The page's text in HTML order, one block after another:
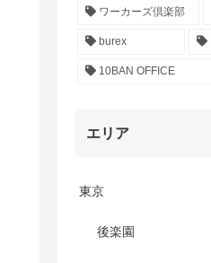
ワーカーズ倶楽部
burex
10BAN OFFICE
エリア
東京
後楽園